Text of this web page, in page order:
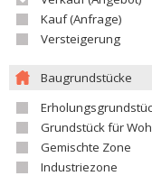
Kauf (Anfrage)
Versteigerung
Baugrundstücke
Grundstück für
Gemischte Zone
Industriezone